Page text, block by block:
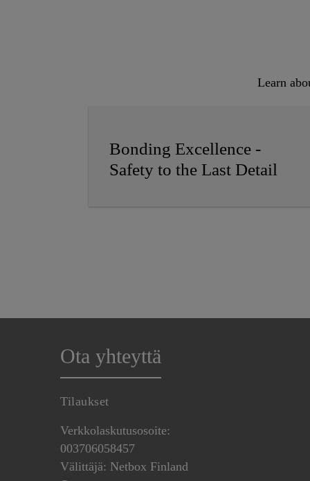
Learn
Bonding Excellence -
Safety to the Last Detail
Ota yhteyttä
Tilaukset
Verkkolaskutusosoite:
003706058457
Välittäjä: Netbox Finland